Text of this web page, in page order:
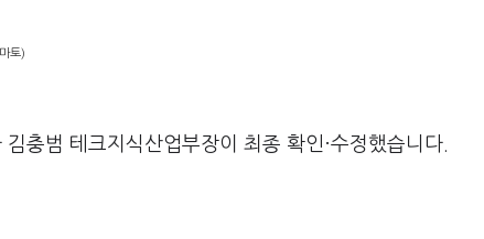
토)
충범 테크지식산업부장이 최종 확인·수정했습니다.